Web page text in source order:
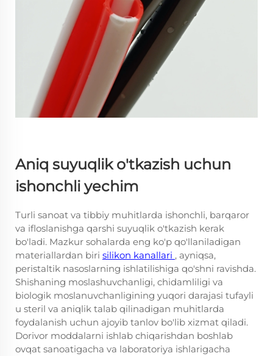
Aniq suyuqlik o'tkazish uchun
ishonchli yechim
Turli sanoat va tibbiy muhitlarda ishonchli, barqaror
va ifloslanishga qarshi suyuqlik o'tkazish kerak
bo'ladi. Mazkur sohalarda eng ko'p qo'llaniladigan
materiallardan biri silikon kanallari , ayniqsa,
peristaltik nasoslarning ishlatilishiga qo'shni ravishda.
Shishaning moslashuvchanligi, chidamliligi va
biologik moslanuvchanligining yuqori darajasi tufayli
u steril va aniqlik talab qilinadigan muhitlarda
foydalanish uchun ajoyib tanlov bo'lib xizmat qiladi.
Dorivor moddalarni ishlab chiqarishdan boshlab
ovqat sanoatigacha va laboratoriya ishlarigacha